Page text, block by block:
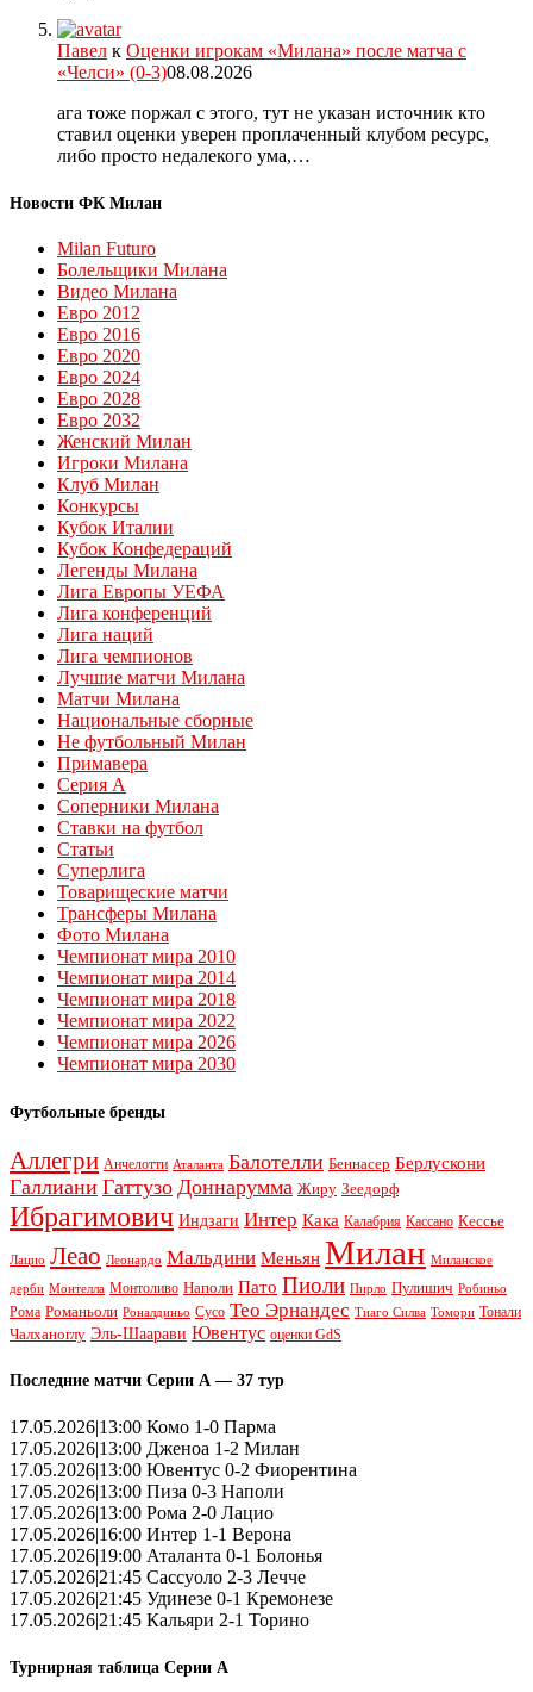
Павел к Оценки игрокам «Милана» после матча с
«Челси» (0-3)08.08.2026
ага тоже поржал с этого, тут не указан источник кто
ставил оценки уверен проплаченный клубом ресурс,
либо просто недалекого ума,…
Новости ФК Милан
Milan Futuro
Болельщики Милана
Видео Милана
Евро 2012
Евро 2016
Евро 2020
Евро 2024
Евро 2028
Евро 2032
Женский Милан
Игроки Милана
Клуб Милан
Конкурсы
Кубок Италии
Кубок Конфедераций
Легенды Милана
Лига Европы УЕФА
Лига конференций
Лига наций
Лига чемпионов
Лучшие матчи Милана
Матчи Милана
Национальные сборные
Не футбольный Милан
Примавера
Серия А
Соперники Милана
Ставки на футбол
Статьи
Суперлига
Товарищеские матчи
Трансферы Милана
Фото Милана
Чемпионат мира 2010
Чемпионат мира 2014
Чемпионат мира 2018
Чемпионат мира 2022
Чемпионат мира 2026
Чемпионат мира 2030
Футбольные бренды
Аллегри Анчелотти Аталанта Балотелли Беннасер Берлускони
Галлиани Гаттузо Доннарумма Жиру Зеедорф
Ибрагимович Индзаги Интер Кака Калабрия Кассано Кессье
Лацио Леао Леонардо Мальдини Меньян Милан Миланское
дерби Монтелла Монтоливо Наполи Пато Пиоли Пирло Пулишич Робиньо
Рома Романьоли Роналдиньо Сусо Тео Эрнандес Тиаго Силва Томори Тонали
Чалханоглу Эль-Шаарави Ювентус оценки GdS
Последние матчи Серии А — 37 тур
17.05.2026|13:00 Комо 1-0 Парма
17.05.2026|13:00 Дженоа 1-2 Милан
17.05.2026|13:00 Ювентус 0-2 Фиорентина
17.05.2026|13:00 Пиза 0-3 Наполи
17.05.2026|13:00 Рома 2-0 Лацио
17.05.2026|16:00 Интер 1-1 Верона
17.05.2026|19:00 Аталанта 0-1 Болонья
17.05.2026|21:45 Сассуоло 2-3 Лечче
17.05.2026|21:45 Удинезе 0-1 Кремонезе
17.05.2026|21:45 Кальяри 2-1 Торино
Турнирная таблица Серии А